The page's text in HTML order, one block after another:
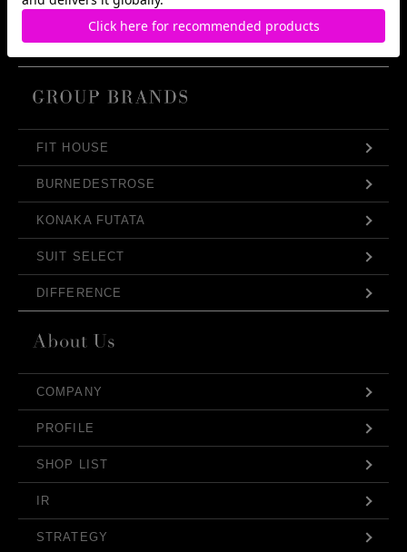
FIT HOUSE
BURNEDESTROSE
KONAKA FUTATA
SUIT SELECT
DIFFERENCE
COMPANY
PROFILE
SHOP LIST
IR
STRATEGY